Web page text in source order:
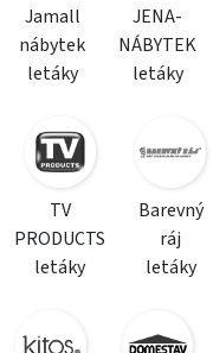
Jamall
nábytek
letáky
JENA-
NÁBYTEK
letáky
TV
PRODUCTS
letáky
Barevný
ráj
letáky